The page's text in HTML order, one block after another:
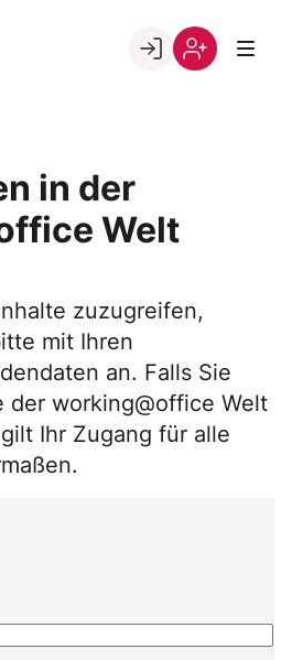
Welt
in der
Welt
zuzugreifen,
mit Ihren
an. Falls Sie
der working@office Welt
Ihr Zugang für alle